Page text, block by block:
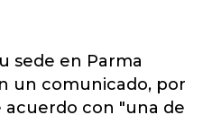
sede en Parma
un comunicado, por
acuerdo con "una de